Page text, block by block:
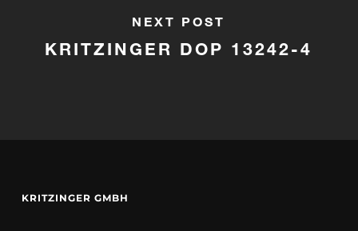
NEXT POST
KRITZINGER DOP 13242-4
KRITZINGER GMBH